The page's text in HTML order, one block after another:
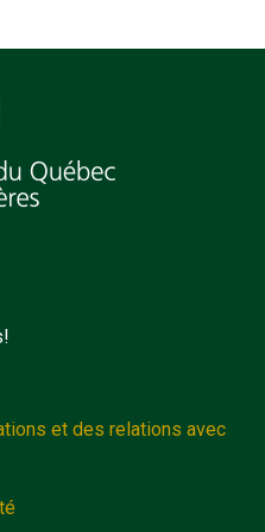
et des relations avec